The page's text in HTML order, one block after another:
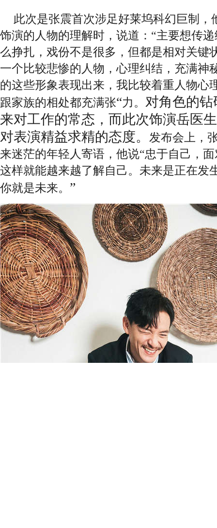
此次是张震首次涉足好莱坞科幻巨制，
饰演的人物的理解时，说道： “主要想传
么挣扎， 戏份不是很多，但都是相对关键
一个比较悲惨的人物，心理纠结 ，充满神
的这些形象表现出来，我比较着重人物心
跟家族的相处都充满张“力。 对角色的
来对工作的常态，而此次饰演岳医
对表演精益求精的态度。
发布会上，
来迷茫的年轻人寄语，他说“忠于自己，面
这样就能越来越了解自己。未来是正在发
你就是未来。 ”